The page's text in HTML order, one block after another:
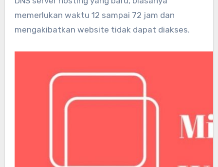
memerlukan waktu 12 sampai 72 jam dan
mengakibatkan website tidak dapat diakses.